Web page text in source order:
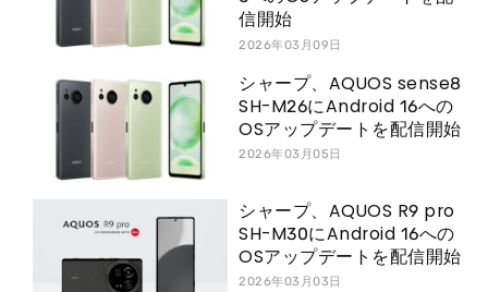
信開始
2026年03月09日
シャープ、AQUOS sense8
SH-M26にAndroid 16への
OSアップデートを配信開始
2026年03月05日
シャープ、AQUOS R9 pro
SH-M30にAndroid 16への
OSアップデートを配信開始
2026年03月03日